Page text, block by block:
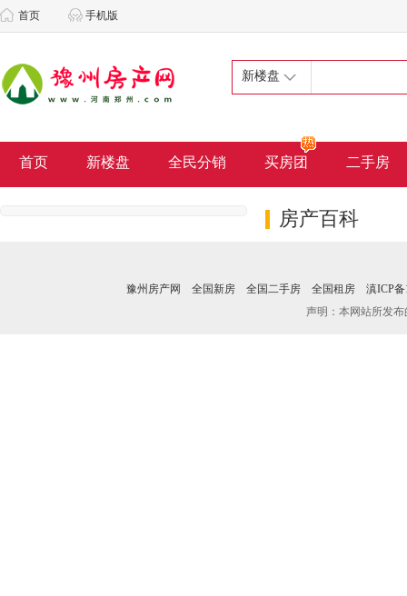
首页 手机版
新楼盘
首页 新楼盘 全民分销 买房团 二手房
房产百科
豫州房产网 全国新房 全国二手房 全国租房
滇ICP备
声明：本网站所发